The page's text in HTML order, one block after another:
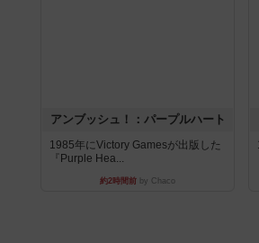
アンブッシュ！：パープルハート
1985年にVictory Gamesが出版した
『Purple Hea...
約2時間前 by Chaco